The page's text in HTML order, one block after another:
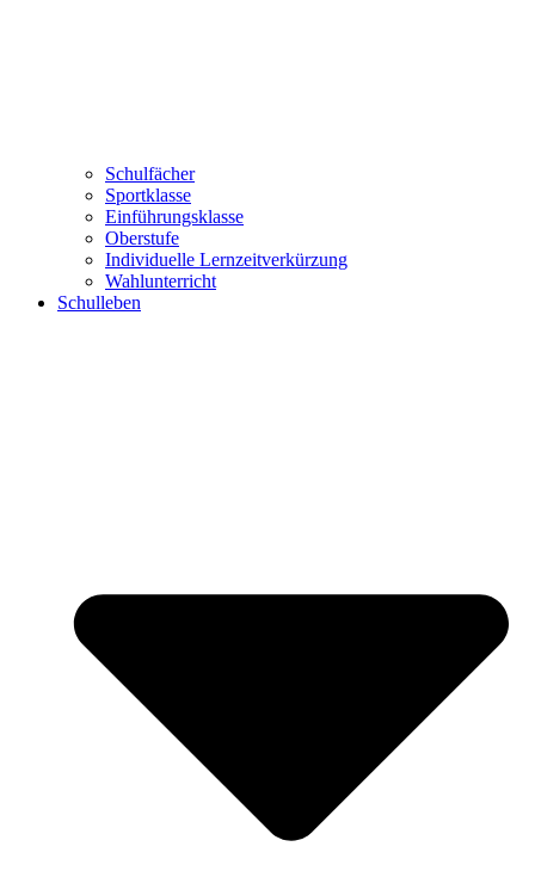
Schulfächer
Sportklasse
Einführungsklasse
Oberstufe
Individuelle Lernzeitverkürzung
Wahlunterricht
Schulleben